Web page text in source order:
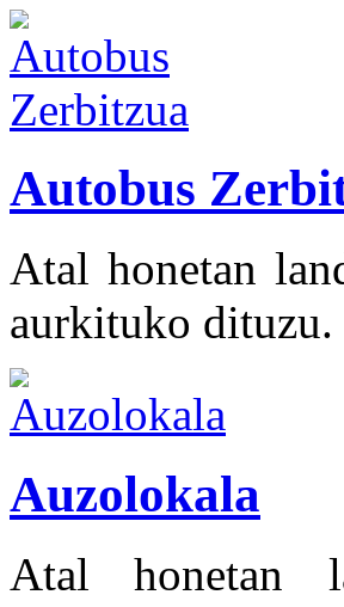
Autobus
Atal honetan
aurkituko dituzu.
Auzolokala
Atal honetan